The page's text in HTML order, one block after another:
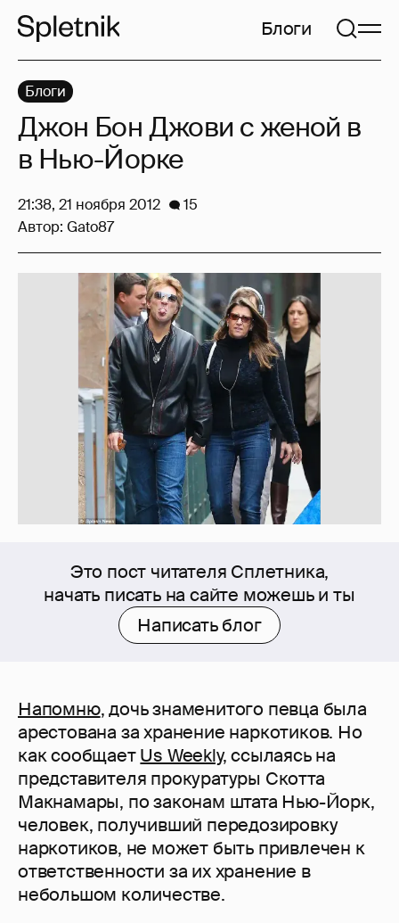
Блоги
Это пост читателя Сплетника,
начать писать на сайте можешь и ты
Написать блог
Напомню, дочь знаменитого певца была
арестована за хранение наркотиков. Но
как сообщаетUs Weekly, ссылаясь на
представителя прокуратуры Скотта
Макнамары, по законам штата Нью-Йорк,
человек, получивший передозировку
наркотиков, не может быть привлечен к
ответственности за их хранение в
небольшом количестве.
Блоги
Джон Бон Джови с женой в
в Нью-Йорке
21:38, 21 ноября 2012
15
Автор: Gato87